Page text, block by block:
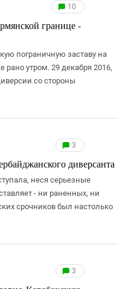
10
границе -
пограничную заставу на
утром. 29 декабря 2016,
со стороны
3
диверсанта
неся серьезные
- ни раненных, ни
срочников был настолько
3